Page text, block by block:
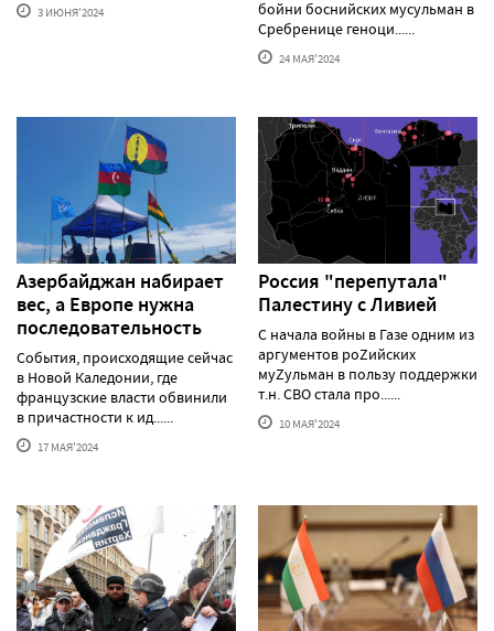
3 ИЮНЯ'2024
бойни боснийских мусульман в
Сребренице геноци......
24 МАЯ'2024
Азербайджан набирает
вес, а Европе нужна
последовательность
События, происходящие сейчас
в Новой Каледонии, где
французские власти обвинили
в причастности к ид......
17 МАЯ'2024
Россия "перепутала"
Палестину с Ливией
С начала войны в Газе одним из
аргументов роZийских
муZульман в пользу поддержки
т.н. СВО стала про......
10 МАЯ'2024